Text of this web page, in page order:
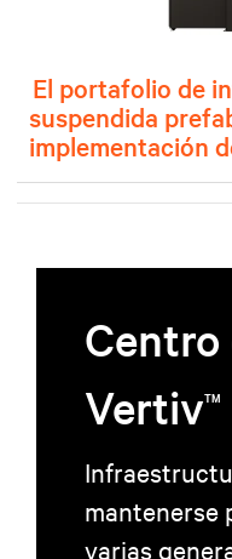
El portafolio de
suspendida
implementación
Centro
VertivTM
mantenerse
varias